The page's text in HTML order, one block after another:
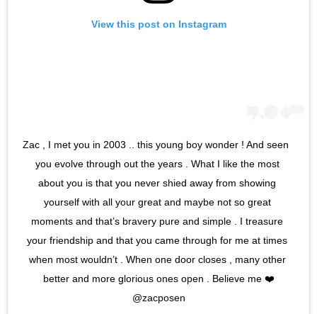
View this post on Instagram
Zac , I met you in 2003 .. this young boy wonder ! And seen
you evolve through out the years . What I like the most
about you is that you never shied away from showing
yourself with all your great and maybe not so great
moments and that’s bravery pure and simple . I treasure
your friendship and that you came through for me at times
when most wouldn’t . When one door closes , many other
better and more glorious ones open . Believe me ❤️
@zacposen